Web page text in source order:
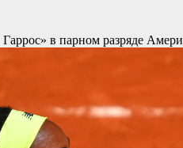
в парном разряде